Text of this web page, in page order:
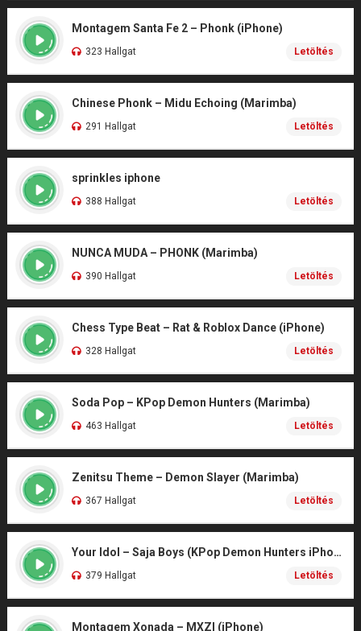
Montagem Santa Fe 2 – Phonk (iPhone)
323 Hallgat Letöltés
Chinese Phonk – Midu Echoing (Marimba)
291 Hallgat Letöltés
sprinkles iphone
388 Hallgat Letöltés
NUNCA MUDA – PHONK (Marimba)
390 Hallgat Letöltés
Chess Type Beat – Rat & Roblox Dance (iPhone)
328 Hallgat Letöltés
Soda Pop – KPop Demon Hunters (Marimba)
463 Hallgat Letöltés
Zenitsu Theme – Demon Slayer (Marimba)
367 Hallgat Letöltés
Your Idol – Saja Boys (KPop Demon Hunters iPhone)
379 Hallgat Letöltés
Montagem Xonada – MXZI (iPhone)